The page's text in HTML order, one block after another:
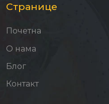
Странице
Почетна
О нама
Блог
Контакт